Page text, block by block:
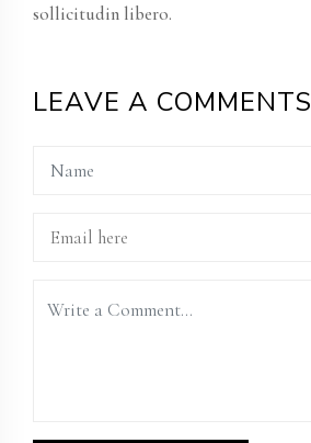
sollicitudin libero.
LEAVE A COMMENTS